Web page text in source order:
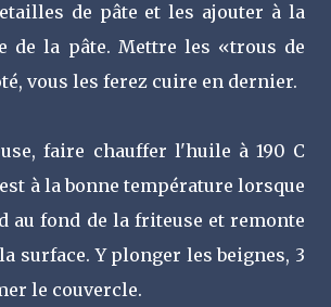
de pâte et les ajouter à la
de la pâte. Mettre les «trous de
vous les ferez cuire en dernier.
faire chauffer l'huile à 190 C
à la bonne température lorsque
au fond de la friteuse et remonte
surface. Y plonger les beignes, 3
le couvercle.